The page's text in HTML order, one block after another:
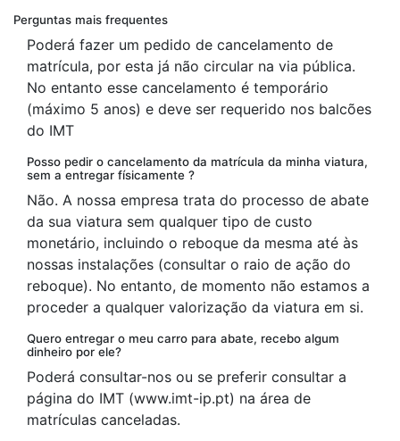
Perguntas mais frequentes
Poderá fazer um pedido de cancelamento de
matrícula, por esta já não circular na via pública.
No entanto esse cancelamento é temporário
(máximo 5 anos) e deve ser requerido nos balcões
do IMT
Posso pedir o cancelamento da matrícula da minha viatura,
sem a entregar físicamente ?
Não. A nossa empresa trata do processo de abate
da sua viatura sem qualquer tipo de custo
monetário, incluindo o reboque da mesma até às
nossas instalações (consultar o raio de ação do
reboque). No entanto, de momento não estamos a
proceder a qualquer valorização da viatura em si.
Quero entregar o meu carro para abate, recebo algum
dinheiro por ele?
Poderá consultar-nos ou se preferir consultar a
página do IMT (www.imt-ip.pt) na área de
matrículas canceladas.